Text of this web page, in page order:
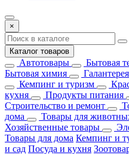
×
Каталог товаров
Автотовары
Бытовая
Бытовая химия
Галантерея
Кемпинг и туризм
кухня
Продукты питания
Строительство и ремонт
дома
Товары для
Хозяйственные товары
Товары для дома Кемпинг и
и сад Посуда и кухня